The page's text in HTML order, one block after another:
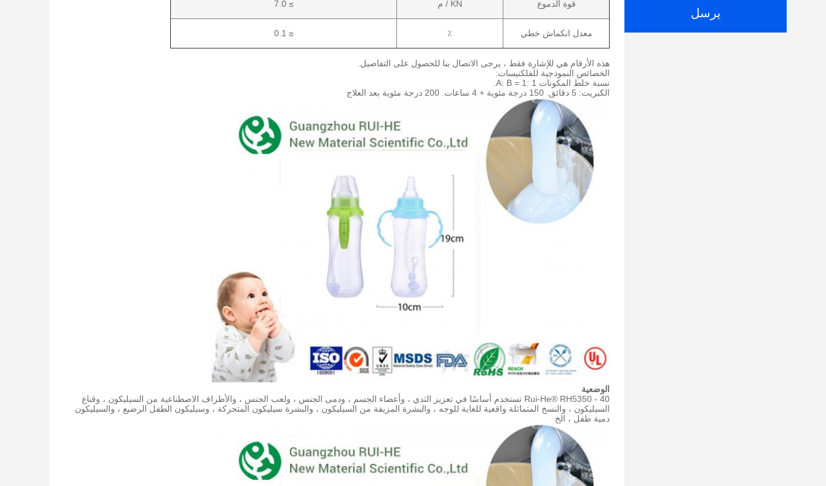
يرسل
قوة الدموع KN / م ≥ 7.0
معدل انكماش خطي ٪ ≤ 0.1
هذه الأرقام هي للإشارة فقط ، يرجى الاتصال بنا للحصول على التفاصيل.
الخصائص النموذجية للفلكنيسات:
نسبة خلط المكونات A: B = 1: 1.
الكبريت: 5 دقائق.
150 درجة مئوية + 4 ساعات. 200 درجة مئوية بعد العلاج
الوضعية
Rui-He® RH5350 - 40 تستخدم أساسًا في تعزيز الثدي ، وأعضاء الجسم ، ودمى الجنس ، ولعب الجنس ، والأطراف الاصطناعية من السيليكون ، وقناع
السيليكون ، والنسخ المتماثلة واقعية للغاية للوجه ، والبشرة المزيفة من السيليكون ، والبشرة سيليكون المتحركة ، وسيليكون الطفل الرضيع ، والسيليكون
دمية طفل ، الخ